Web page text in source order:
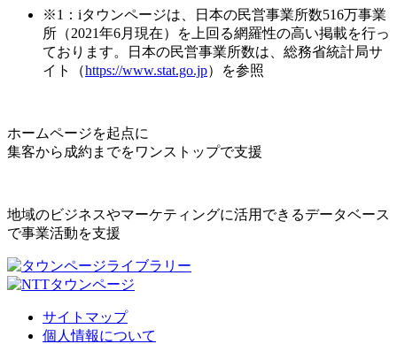
※1：iタウンページは、日本の民営事業所数516万事業
所（2021年6月現在）を上回る網羅性の高い掲載を行っ
ております。日本の民営事業所数は、総務省統計局サ
イト（https://www.stat.go.jp）を参照
ホームページを起点に
集客から成約までをワンストップで支援
地域のビジネスやマーケティングに活用できるデータベース
で事業活動を支援
サイトマップ
個人情報について